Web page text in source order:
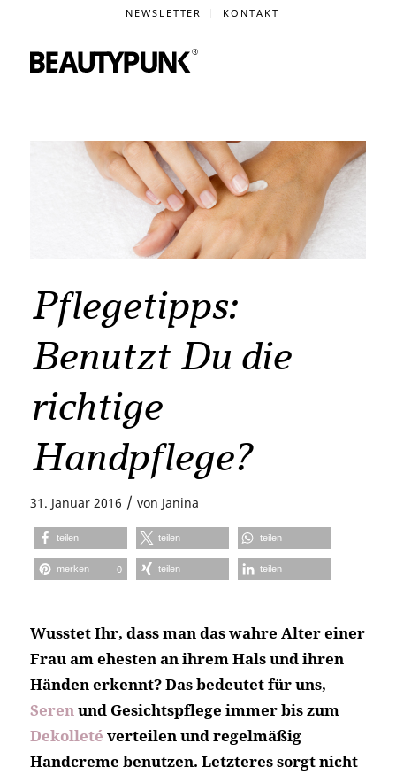
NEWSLETTER KONTAKT
Pflegetipps:
Benutzt Du die
richtige
Handpflege?
31. Januar 2016 / von Janina
teilen teilen teilen
merken 0 teilen teilen
Wusstet Ihr, dass man das wahre Alter einer
Frau am ehesten an ihrem Hals und ihren
Händen erkennt? Das bedeutet für uns,
Serenund Gesichtspflege immer bis zum
Dekolleté verteilen und regelmäßig
Handcreme benutzen. Letzteres sorgt nicht